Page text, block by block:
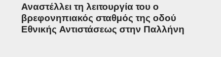
Αναστέλλει τη λειτουργία του ο
βρεφονηπιακός σταθμός της οδού
Εθνικής Αντιστάσεως στην Παλλήνη